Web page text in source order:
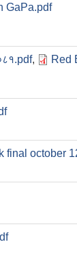
GaPa.pdf
, Red
final october